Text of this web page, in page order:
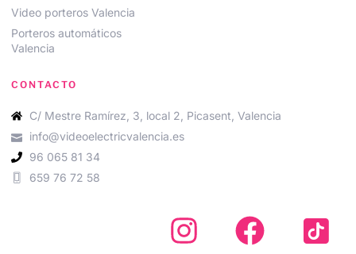
Video porteros Valencia
Porteros automáticos
Valencia
CONTACTO
C/ Mestre Ramírez, 3, local 2, Picasent, Valencia
info@videoelectricvalencia.es
96 065 81 34
659 76 72 58